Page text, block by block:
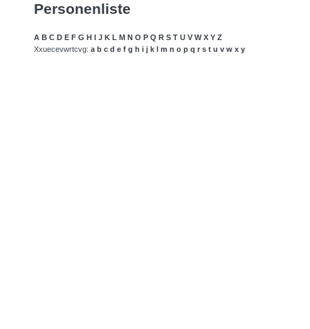
Personenliste
A B C D E F G H I J K L M N O P Q R S T U V W X Y Z
Xxuecevwrtcvg: a b c d e f g h i j k l m n o p q r s t u v w x y